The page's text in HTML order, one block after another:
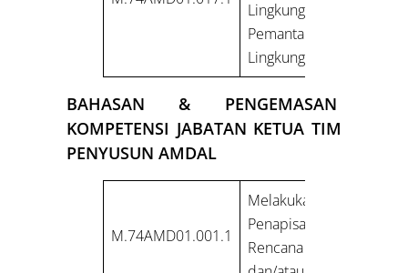
LingkunganRencana
Pemantauan
Lingkungan
BAHASAN & PENGEMASAN
KOMPETENSI JABATAN KETUA TIM
PENYUSUN AMDAL
M.74AMD01.001.1
Melakukan
Penapisan Jenis
Rencana Usaha